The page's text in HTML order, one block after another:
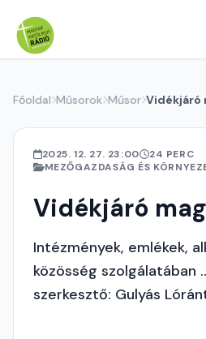
Főoldal Műsorok Műsor Vidékjáró
2025. 12. 27. 23:00
24 PERC
MEZŐGAZDASÁG ÉS
Vidékjáró
Intézmények, emlékek,
közösség szolgálatában
szerkesztő: Gulyás